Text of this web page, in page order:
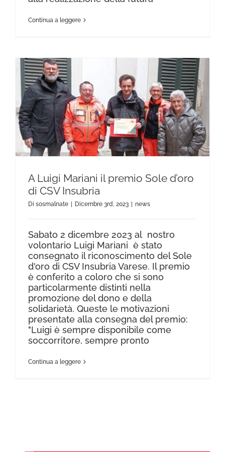
Continua a leggere
A Luigi Mariani il premio Sole d’oro
di CSV Insubria
Di sosmalnate Dicembre 3rd, 2023 news
Sabato 2 dicembre 2023 al nostro
volontario Luigi Mariani è stato
consegnato il riconoscimento del Sole
d'oro di CSV Insubria Varese. Il premio
è conferito a coloro che si sono
particolarmente distinti nella
promozione del dono e della
solidarietà. Queste le motivazioni
presentate alla consegna del premio:
"Luigi è sempre disponibile come
soccorritore, sempre pronto
Continua a leggere